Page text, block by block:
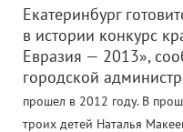
Екатеринбург
в истории конкурс
Евразия — 2013»,
городской
прошел в 2012 году. В
троих детей Наталья